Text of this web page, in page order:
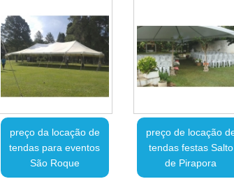
preço da locação de
tendas para eventos
São Roque
preço de locação
tendas festas Salto
de Pirapora